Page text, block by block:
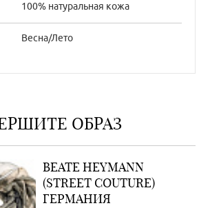
100% натуральная кожа
Весна/Лето
ОБРАЗ
BEATE НEYMANN
(STREET COUTURE)
ГЕРМАНИЯ